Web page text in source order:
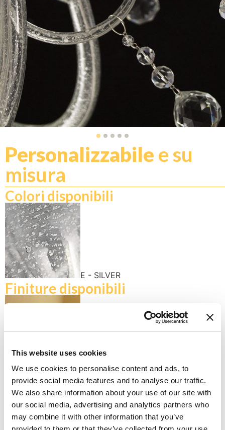
This website uses cookies
We use cookies to personalise content and ads, to
provide social media features and to analyse our traffic.
We also share information about your use of our site with
our social media, advertising and analytics partners who
may combine it with other information that you’ve
Personalizzabile e su
misura
Colori disponibili
E - SILVER
Finiture disponibili
K - POLISHED GOLD